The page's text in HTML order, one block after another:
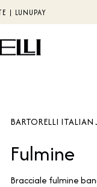
| LUNUPAY
BARTORELLI ITALIAN
Fulmine
Bracciale fulmine